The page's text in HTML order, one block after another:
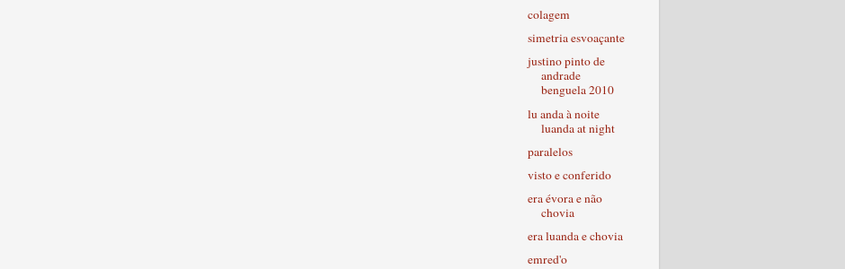
colagem
simetria esvoaçante
justino pinto de
andrade
benguela 2010
lu anda à noite
luanda at night
paralelos
visto e conferido
era évora e não
chovia
era luanda e chovia
emred'o